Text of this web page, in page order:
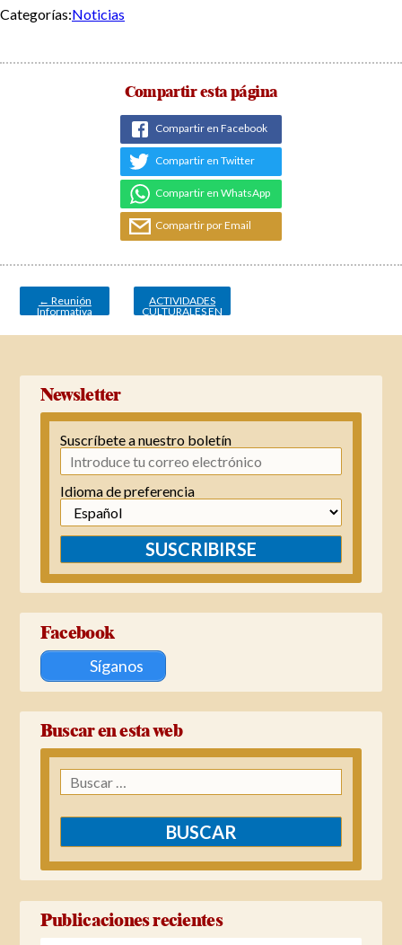
Instalaciones y ocio
Centros Comerciales
La Ermita de Calahonda
Parque España
Parque Europa
Parque Calahonda
Senda litoral Mijas
Ruta a pie
Ruta de árboles singulares
Parque Canino
Calahonda de noche
Iglesia de San Miguel
La Ermita de Calahonda
Parques de Sitio de Calahonda
Vivero de Calahonda
Revistas
Categorías:Noticias
Compartir esta página
Compartir en Facebook
Compartir en Twitter
Compartir en WhatsApp
Compartir por Email
Navegación
entradas
← Reunión
Informativa
ACTIVIDADES
CULTURALES EN
Newsletter
Suscríbete a nuestro boletín
Idioma de preferencia
SUSCRIBIRSE
Facebook
Síganos
Buscar en esta web
Buscar:
Publicaciones recientes